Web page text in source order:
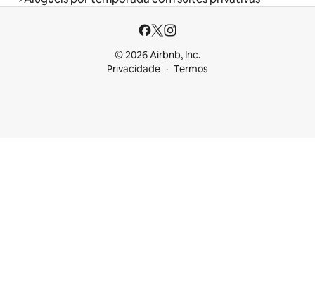
© 2026 Airbnb, Inc.
Privacidade
Termos